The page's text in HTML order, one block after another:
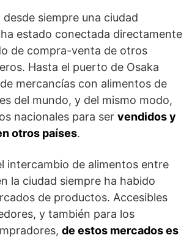
desde siempre una ciudad
estado conectada directamente
de compra-venta de otros
Hasta el puerto de Osaka
mercancías con alimentos de
del mundo, y del mismo modo,
nacionales para ser vendidos y
otros países.
intercambio de alimentos entre
la ciudad siempre ha habido
de productos. Accesibles
y también para los
de estos mercados es